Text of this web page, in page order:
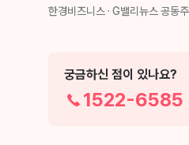
한경비즈니스 · G밸리뉴스 공동
궁금하신 점이 있나요?
1522-6585